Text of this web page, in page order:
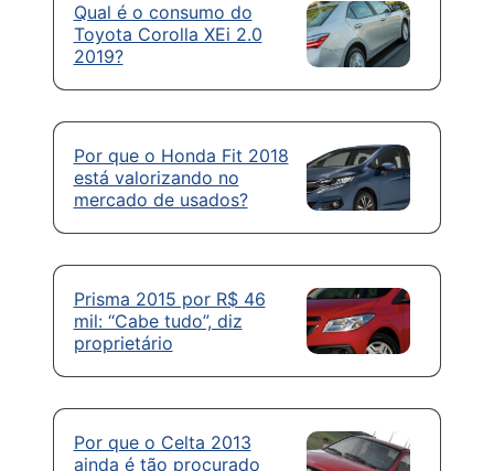
Qual é o consumo do
Toyota Corolla XEi 2.0
2019?
Por que o Honda Fit 2018
está valorizando no
mercado de usados?
Prisma 2015 por R$ 46
mil: “Cabe tudo”, diz
proprietário
Por que o Celta 2013
ainda é tão procurado